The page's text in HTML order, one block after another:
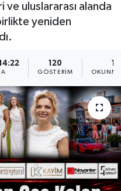
ve uluslararası alanda
yeniden
120
GÖSTERIM